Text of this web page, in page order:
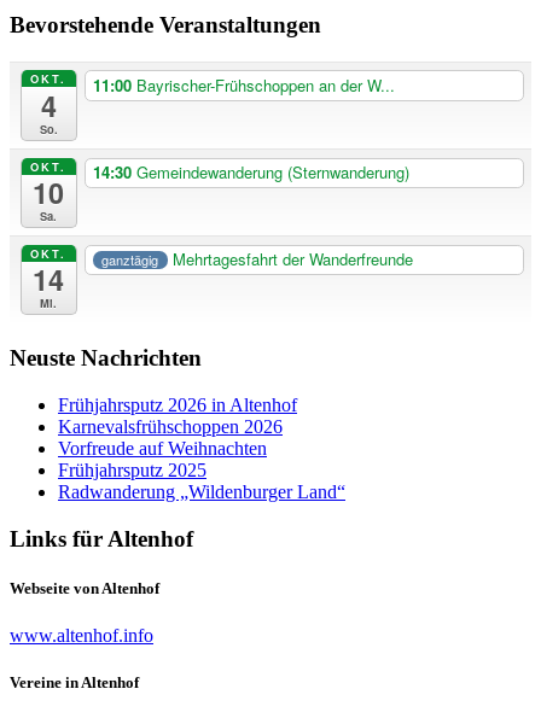
Bevorstehende Veranstaltungen
OKT.
4
So.
11:00 Bayrischer-Frühschoppen an der W...
OKT.
10
Sa.
14:30 Gemeindewanderung (Sternwanderung)
OKT.
14
Mi.
ganztägig Mehrtagesfahrt der Wanderfreunde
Neuste Nachrichten
Frühjahrsputz 2026 in Altenhof
Karnevalsfrühschoppen 2026
Vorfreude auf Weihnachten
Frühjahrsputz 2025
Radwanderung „Wildenburger Land“
Links für Altenhof
Webseite von Altenhof
www.altenhof.info
Vereine in Altenhof